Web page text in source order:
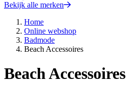
Bekijk alle merken
Home
Online webshop
Badmode
Beach Accessoires
Beach Accessoires